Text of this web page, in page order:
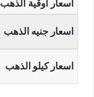
اسعار أوقية الذهب
اسعار جنيه الذهب
اسعار كيلو الذهب